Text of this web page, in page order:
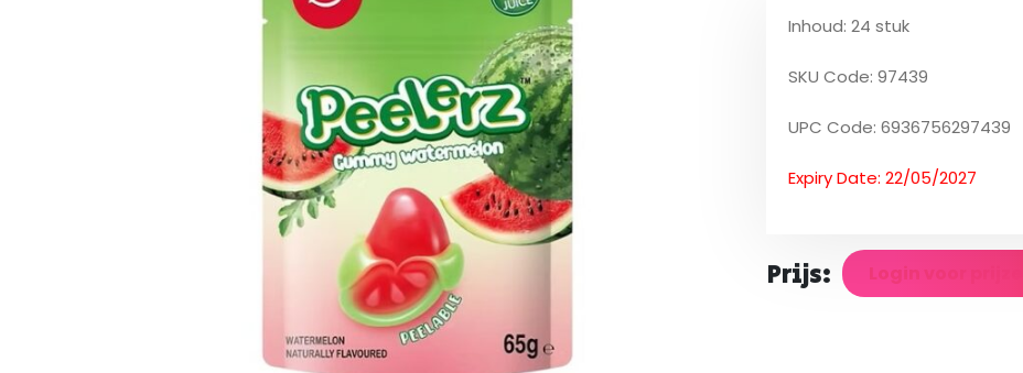
Inhoud: 24 stuk
SKU Code: 97439
UPC Code: 6936756297439
Expiry Date: 22/05/2027
Prijs: Login voor prijzen